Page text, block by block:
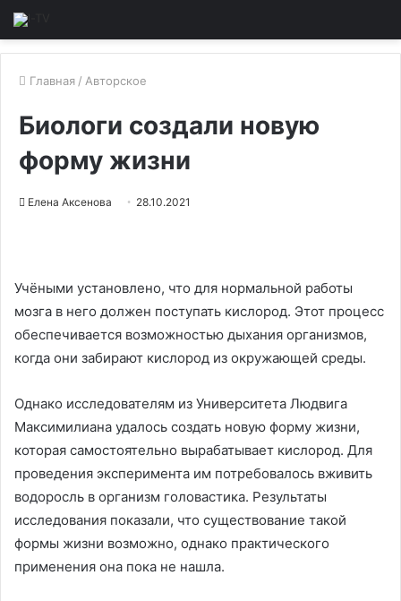
Главная / Авторское
Биологи создали новую
форму жизни
Елена Аксенова 28.10.2021
Учёными установлено, что для нормальной работы
мозга в него должен поступать кислород. Этот процесс
обеспечивается возможностью дыхания организмов,
когда они забирают кислород из окружающей среды.
Однако исследователям из Университета Людвига
Максимилиана удалось создать новую форму жизни,
которая самостоятельно вырабатывает кислород. Для
проведения эксперимента им потребовалось вживить
водоросль в организм головастика. Результаты
исследования показали, что существование такой
формы жизни возможно, однако практического
применения она пока не нашла.